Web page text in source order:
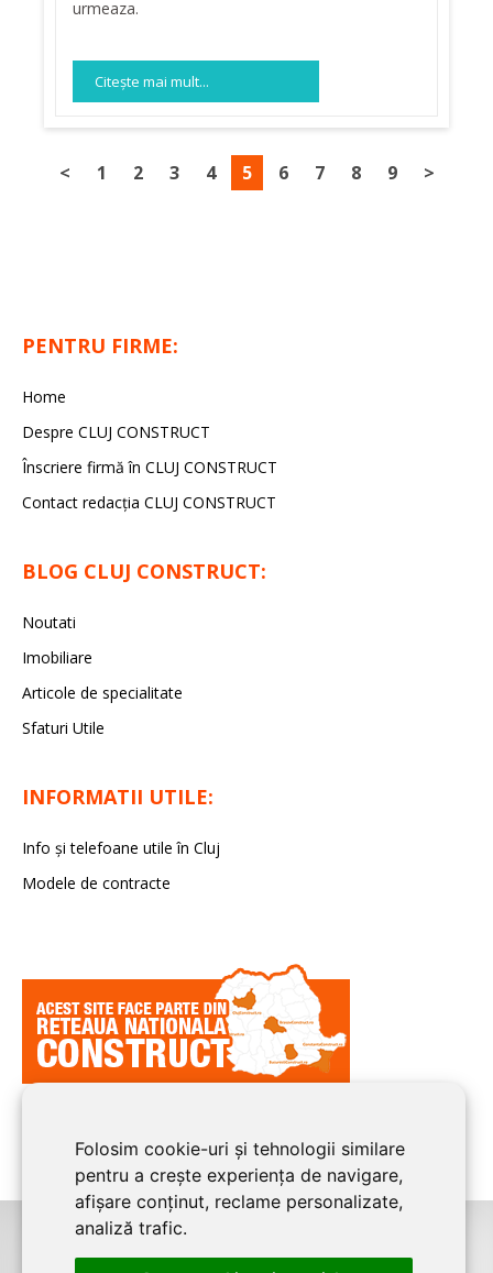
Folosim cookie-uri și tehnologii similare
pentru a crește experiența de navigare,
afișare conținut, reclame personalizate,
analiză trafic.
urmeaza.
Citeşte mai mult...
< 1 2 3 4 5 6 7 8 9 >
PENTRU FIRME:
Home
Despre CLUJ CONSTRUCT
Înscriere firmă în CLUJ CONSTRUCT
Contact redacția CLUJ CONSTRUCT
BLOG CLUJ CONSTRUCT:
Noutati
Imobiliare
Articole de specialitate
Sfaturi Utile
INFORMATII UTILE:
Info și telefoane utile în Cluj
Modele de contracte
CLUJ CONSTRUCTeste un serviciu de promovare online pentru